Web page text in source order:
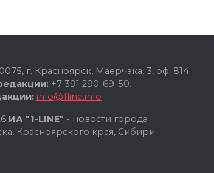
г. Красноярск, Маерчака, 3, оф. 814.
+7 391 290-69-50.
info@1line.info
ИА "1-LINE" - новости города
Красноярского края, Сибири.